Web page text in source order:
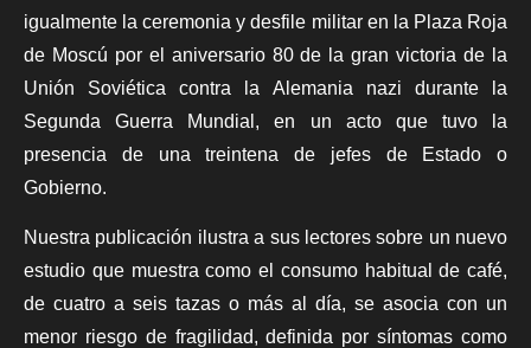
igualmente la ceremonia y desfile militar en la Plaza Roja
de Moscú por el aniversario 80 de la gran victoria de la
Unión Soviética contra la Alemania nazi durante la
Segunda Guerra Mundial, en un acto que tuvo la
presencia de una treintena de jefes de Estado o
Gobierno.
Nuestra publicación ilustra a sus lectores sobre un nuevo
estudio que muestra como el consumo habitual de café,
de cuatro a seis tazas o más al día, se asocia con un
menor riesgo de fragilidad, definida por síntomas como